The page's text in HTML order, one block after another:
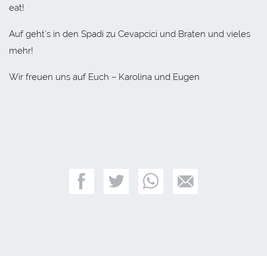
eat!
Auf geht’s in den Spadi zu Cevapcici und Braten und vieles
mehr!
Wir freuen uns auf Euch – Karolina und Eugen